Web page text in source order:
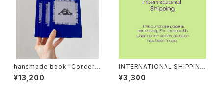
handmade book "Concern
s" + 版画
¥13,200
INTERNATIONAL SHIPPIN
G: PAINTING WORKS ZINE
¥3,300